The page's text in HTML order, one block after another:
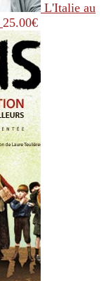
L'Italie au
25.00€